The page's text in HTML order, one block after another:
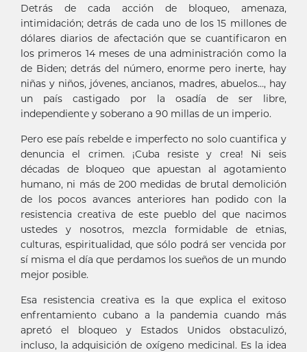
Detrás de cada acción de bloqueo, amenaza,
intimidación; detrás de cada uno de los 15 millones de
dólares diarios de afectación que se cuantificaron en
los primeros 14 meses de una administración como la
de Biden; detrás del número, enorme pero inerte, hay
niñas y niños, jóvenes, ancianos, madres, abuelos…, hay
un país castigado por la osadía de ser libre,
independiente y soberano a 90 millas de un imperio.
Pero ese país rebelde e imperfecto no solo cuantifica y
denuncia el crimen. ¡Cuba resiste y crea! Ni seis
décadas de bloqueo que apuestan al agotamiento
humano, ni más de 200 medidas de brutal demolición
de los pocos avances anteriores han podido con la
resistencia creativa de este pueblo del que nacimos
ustedes y nosotros, mezcla formidable de etnias,
culturas, espiritualidad, que sólo podrá ser vencida por
sí misma el día que perdamos los sueños de un mundo
mejor posible.
Esa resistencia creativa es la que explica el exitoso
enfrentamiento cubano a la pandemia cuando más
apretó el bloqueo y Estados Unidos obstaculizó,
incluso, la adquisición de oxígeno medicinal. Es la idea